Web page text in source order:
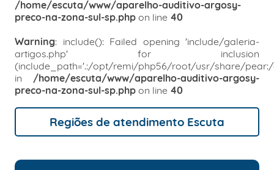
/home/escuta/www/aparelho-auditivo-argosy-
preco-na-zona-sul-sp.php on line 40
Warning: include(): Failed opening 'include/galeria-
artigos.php' for inclusion
(include_path='.:/opt/remi/php56/root/usr/share/
in /home/escuta/www/aparelho-auditivo-argosy-
preco-na-zona-sul-sp.php on line 40
Regiões de atendimento Escuta